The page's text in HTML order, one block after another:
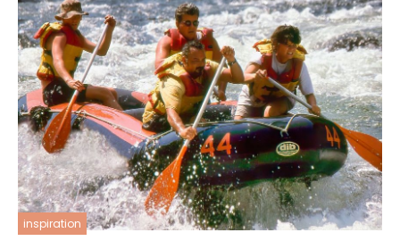
inspiration